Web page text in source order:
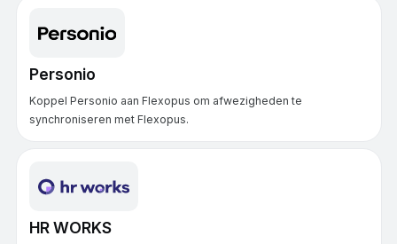
Personio
Koppel Personio aan Flexopus om afwezigheden te
synchroniseren met Flexopus.
HR WORKS